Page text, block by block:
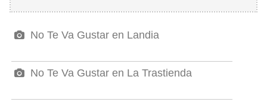
No Te Va Gustar en Landia
No Te Va Gustar en La Trastienda